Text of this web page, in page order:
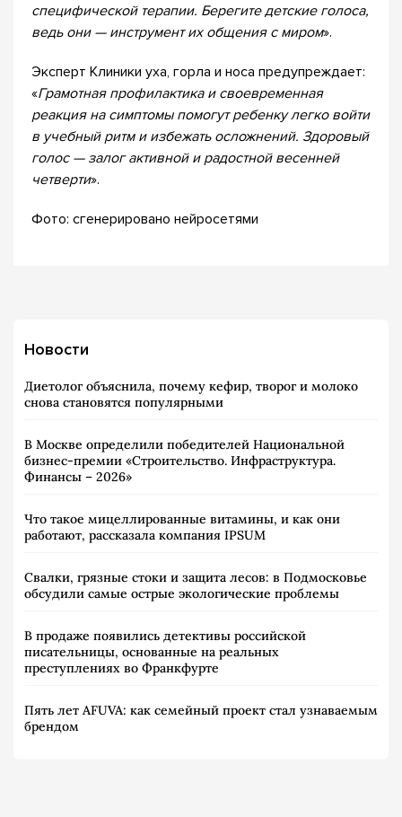
специфической терапии. Берегите детские голоса,
ведь они — инструмент их общения с миром».
Эксперт Клиники уха, горла и носа предупреждает:
«Грамотная профилактика и своевременная
реакция на симптомы помогут ребенку легко войти
в учебный ритм и избежать осложнений. Здоровый
голос — залог активной и радостной весенней
четверти».
Фото: сгенерировано нейросетями
Новости
Диетолог объяснила, почему кефир, творог и молоко
снова становятся популярными
В Москве определили победителей Национальной
бизнес-премии «Строительство. Инфраструктура.
Финансы – 2026»
Что такое мицеллированные витамины, и как они
работают, рассказала компания IPSUM
Свалки, грязные стоки и защита лесов: в Подмосковье
обсудили самые острые экологические проблемы
В продаже появились детективы российской
писательницы, основанные на реальных
преступлениях во Франкфурте
Пять лет AFUVA: как семейный проект стал узнаваемым
брендом